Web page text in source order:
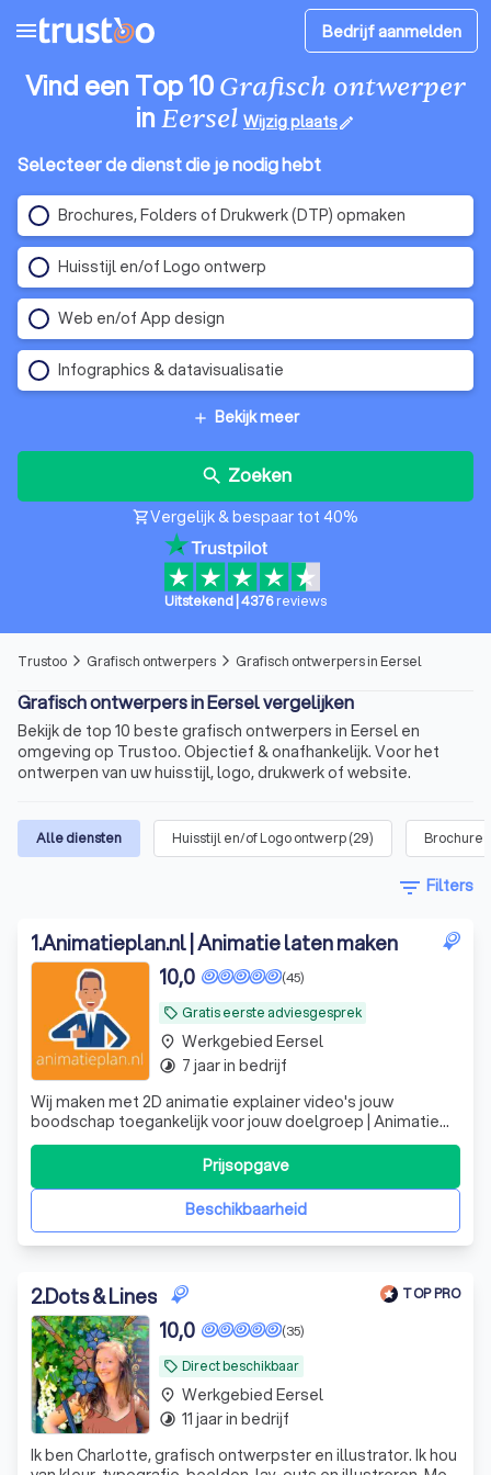
menu Bedrijf aanmelden
Vind een Top 10Grafisch ontwerper
inEersel Wijzig plaatsedit
Selecteer de dienst die je nodig hebt
Brochures, Folders of Drukwerk (DTP) opmaken
Huisstijl en/of Logo ontwerp
Web en/of App design
Infographics & datavisualisatie
add Bekijk meer
search Zoeken
shopping_cartVergelijk & bespaar tot 40%
Uitstekend 4376reviews
Trustoo arrow_forward_ios Grafisch ontwerpers arrow_forward_ios Grafisch ontwerpers in Eersel
Grafisch ontwerpers in Eersel vergelijken
Bekijk de top 10 beste grafisch ontwerpers in Eersel en
omgeving op Trustoo. Objectief & onafhankelijk. Voor het
ontwerpen van uw huisstijl, logo, drukwerk of website.
Alle diensten Huisstijl en/of Logo ontwerp(29)
filter_list Filters
1.Animatieplan.nl | Animatie laten maken
local_offer Gratis eerste adviesgesprek
(45)
10,0
Wij maken met 2D animatie explainer video's jouw
boodschap toegankelijk voor jouw doelgroep | Animatie
laten maken? | Animatieplan.nl
Beschikbaarheid
Prijsopgave
place Werkgebied Eersel
timelapse 7 jaar in bedrijf
2.Dots & Lines TOP PRO
local_offer Direct beschikbaar
(35)
10,0
Ik ben Charlotte, grafisch ontwerpster en illustrator. Ik hou
place Werkgebied Eersel
timelapse 11 jaar in bedrijf